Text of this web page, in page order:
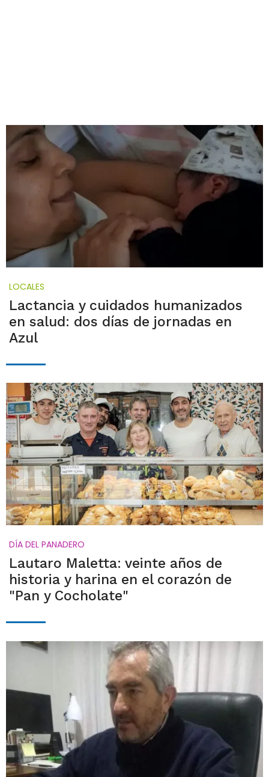
LOCALES
Lactancia y cuidados humanizados
en salud: dos días de jornadas en
Azul
DÍA DEL PANADERO
Lautaro Maletta: veinte años de
historia y harina en el corazón de
"Pan y Cocholate"